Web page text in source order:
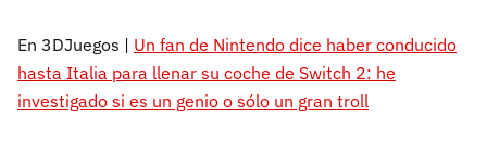
En 3DJuegos | Un fan de Nintendo dice haber conducido
hasta Italia para llenar su coche de Switch 2: he
investigado si es un genio o sólo un gran troll